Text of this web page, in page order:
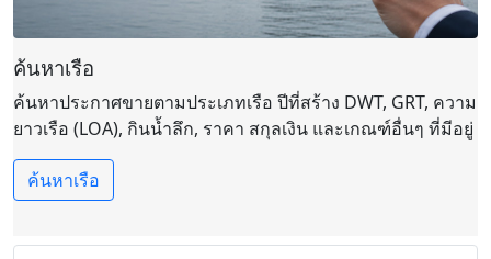
ค้นหาเรือ
ค้นหาประกาศขายตามประเภทเรือ ปีที่สร้าง DWT, GRT, ความ
ยาวเรือ (LOA), กินน้ำลึก, ราคา สกุลเงิน และเกณฑ์อื่นๆ ที่มีอยู่
ค้นหาเรือ